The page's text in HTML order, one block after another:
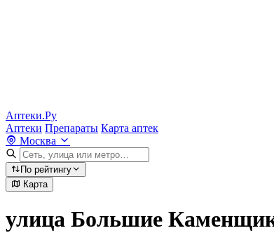
Аптеки.Ру
Аптеки Препараты Карта аптек
Москва
По рейтингу
Карта
улица Большие